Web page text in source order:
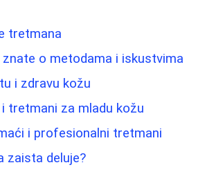
tretmana
o metodama i iskustvima
i zdravu kožu
tretmani za mladu kožu
i profesionalni tretmani
zaista deluje?